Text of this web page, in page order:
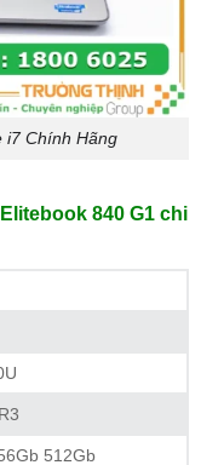
i7 Chính Hãng
840 G1 chi
512Gb